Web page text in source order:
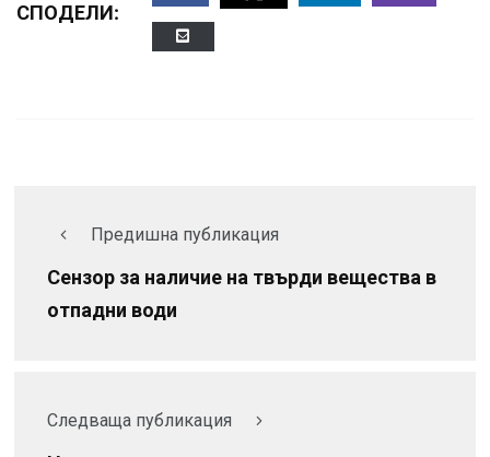
СПОДЕЛИ:
Предишна публикация
Сензор за наличие на твърди вещества в
отпадни води
Следваща публикация